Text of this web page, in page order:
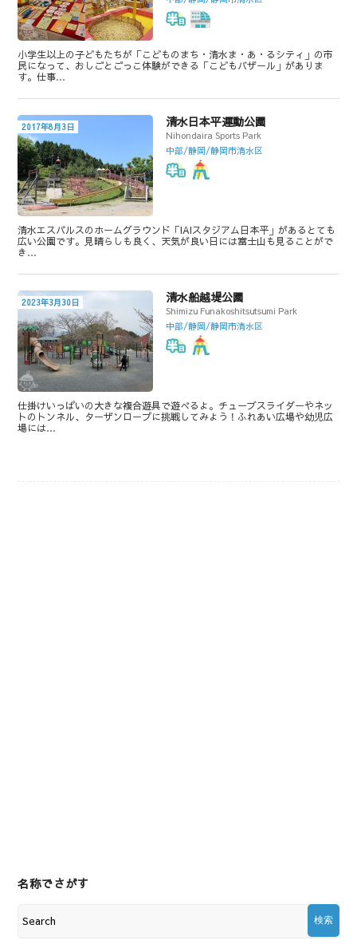
小学生以上の子どもたちが「こどものまち・清水ま・あ・るシティ」の市
民になって、おしごとごっこ体験ができる「こどもバザール」がありま
す。仕事…
2017年8月3日 清水日本平運動公園
Nihondaira Sports Park
中部/静岡/静岡市清水区
清水エスパルスのホームグラウンド「IAIスタジアム日本平」があるとても
広い公園です。見晴らしも良く、天気が良い日には富士山も見ることがで
き…
2023年3月30日 清水船越堤公園
Shimizu Funakoshitsutsumi Park
中部/静岡/静岡市清水区
仕掛けいっぱいの大きな複合遊具で遊べるよ。チューブスライダーやネッ
トのトンネル、ターザンロープに挑戦してみよう！ふれあい広場や幼児広
場には…
名称でさがす